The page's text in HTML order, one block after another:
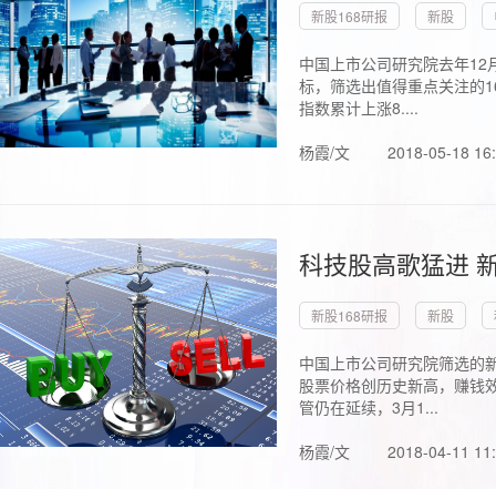
新股168研报 新股
中国上市公司研究院去年
标，筛选出值得重点关注的
指数累计上涨8....
杨霞/文
2018-05-18
科技股高歌猛进
新股168研报 新股
中国上市公司研究院筛选的
股票价格创历史新高，赚钱
管仍在延续，3月1...
杨霞/文
2018-04-11